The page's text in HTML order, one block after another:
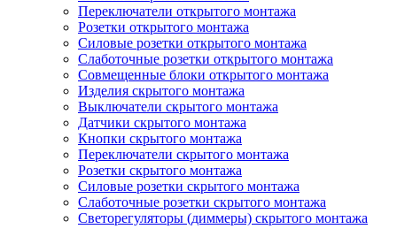
Переключатели открытого монтажа
Розетки открытого монтажа
Силовые розетки открытого монтажа
Слаботочные розетки открытого монтажа
Совмещенные блоки открытого монтажа
Изделия скрытого монтажа
Выключатели скрытого монтажа
Датчики скрытого монтажа
Кнопки скрытого монтажа
Переключатели скрытого монтажа
Розетки скрытого монтажа
Силовые розетки скрытого монтажа
Слаботочные розетки скрытого монтажа
Светорегуляторы (диммеры) скрытого монтажа